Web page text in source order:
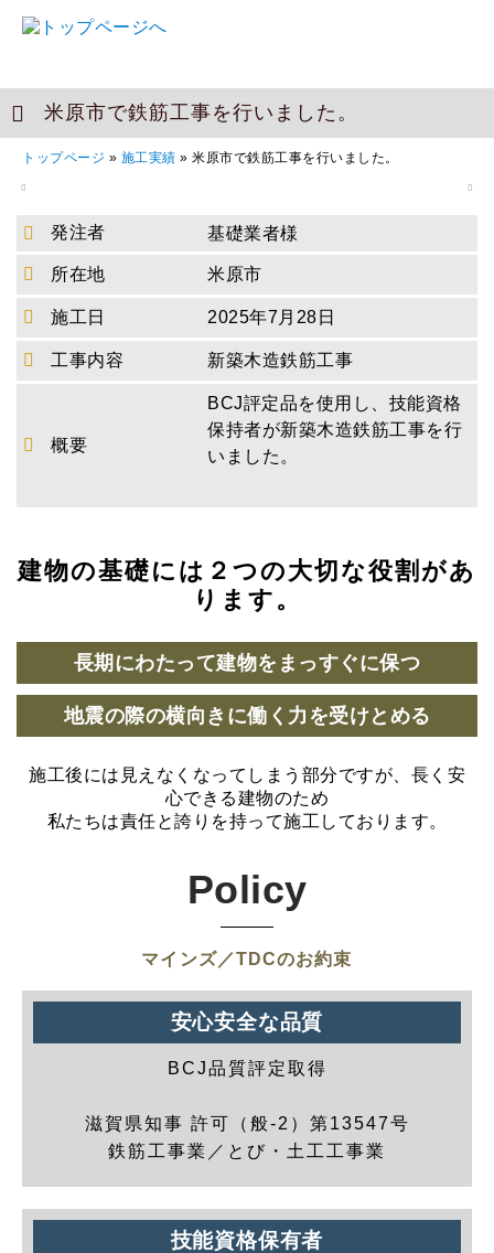
米原市で鉄筋工事を行いました。
トップページ » 施工実績 » 米原市で鉄筋工事を行いました。
発注者 基礎業者様
所在地 米原市
施工日 2025年7月28日
工事内容 新築木造鉄筋工事
概要
BCJ評定品を使用し、技能資格
保持者が新築木造鉄筋工事を行
いました。
建物の基礎には２つの大切な役割があ
ります。
長期にわたって建物をまっすぐに保つ
地震の際の横向きに働く力を受けとめる
施工後には見えなくなってしまう部分ですが、長く安
心できる建物のため
私たちは責任と誇りを持って施工しております。
Policy
マインズ／TDCのお約束
安心安全な品質
BCJ品質評定取得
滋賀県知事 許可（般-2）第13547号
鉄筋工事業／とび・土工工事業
技能資格保有者